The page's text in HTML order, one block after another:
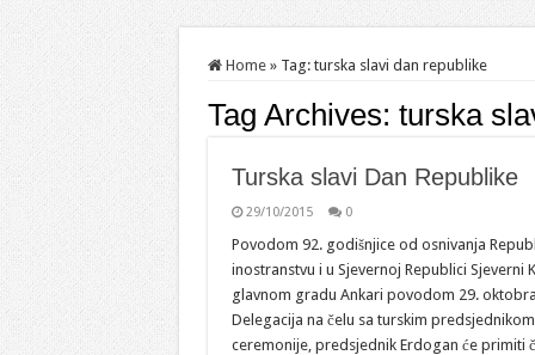
Home » Tag: turska slavi dan republike
Tag Archives: turska
Turska slavi Dan Republike
29/10/2015 0
Povodom 92. godišnjice od osnivanja
inostranstvu i u Sjevernoj Republici
glavnom gradu Ankari povodom 29.
Delegacija na čelu sa turskim
ceremonije, predsjednik Erdogan će primiti